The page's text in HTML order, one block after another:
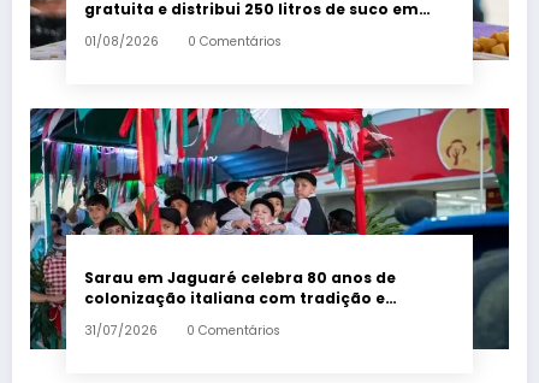
gratuita e distribui 250 litros de suco em
Santa Teresa – Em Dia ES
01/08/2026 0 Comentários
Sarau em Jaguaré celebra 80 anos de
colonização italiana com tradição e
trambolhão da polenta – Em Dia ES
31/07/2026 0 Comentários